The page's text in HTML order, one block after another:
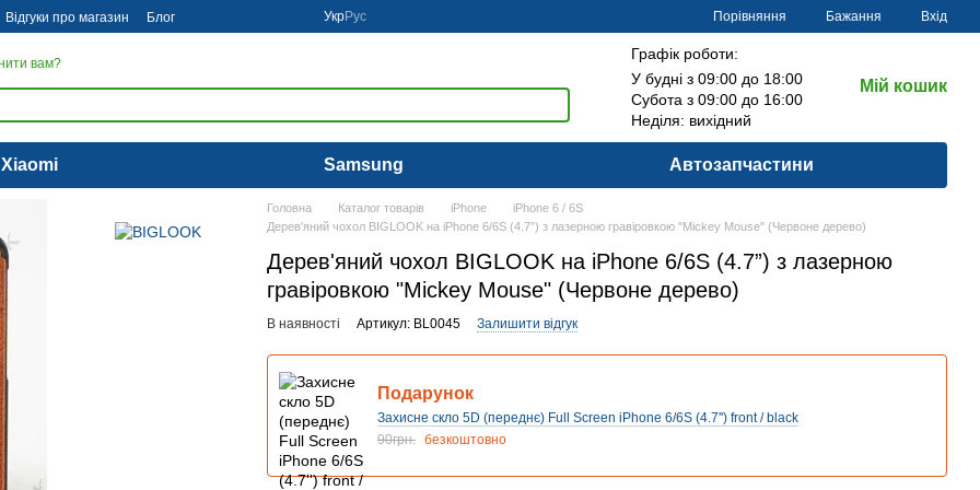
Відгуки про магазин Блог УкрРус Порівняння Бажання Вхід
вам?
Графік роботи:
У будні з 09:00 до 18:00
Субота з 09:00 до 16:00
Неділя: вихідний
Мій кошик
Xiaomi Samsung Автозапчастини
Головна Каталог товарів iPhone
iPhone 6 / 6S
Дерев'яний чохол BIGLOOK на iPhone 6/6S (4.7”) з лазерною гравіровкою "Mickey Mouse" (Червоне дерево)
Дерев'яний чохол BIGLOOK на iPhone 6/6S (4.7”) з лазерною
гравіровкою "Mickey Mouse" (Червоне дерево)
В наявності Артикул: BL0045 Залишити відгук
Подарунок
Захисне скло 5D (переднє) Full Screen iPhone 6/6S (4.7'') front / black
90грн. безкоштовно